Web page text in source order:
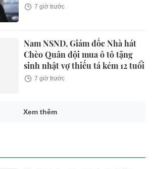
7 giờ trước
Nam NSND, Giám đốc Nhà hát
Chèo Quân đội mua ô tô tặng
sinh nhật vợ thiếu tá kém 12 tuổi
7 giờ trước
Xem thêm